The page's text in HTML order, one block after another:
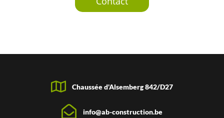
Chaussée d'Alsemberg 842/D27
info@ab-construction.be